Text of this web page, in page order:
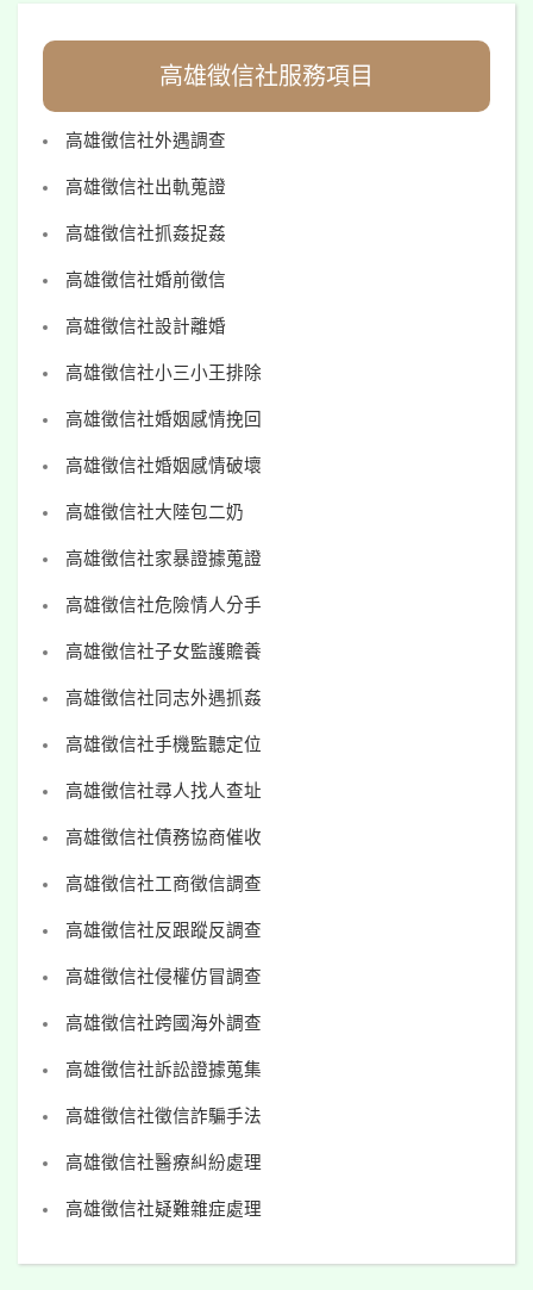
高雄徵信社服務項目
高雄徵信社外遇調查
高雄徵信社出軌蒐證
高雄徵信社抓姦捉姦
高雄徵信社婚前徵信
高雄徵信社設計離婚
高雄徵信社小三小王排除
高雄徵信社婚姻感情挽回
高雄徵信社婚姻感情破壞
高雄徵信社大陸包二奶
高雄徵信社家暴證據蒐證
高雄徵信社危險情人分手
高雄徵信社子女監護贍養
高雄徵信社同志外遇抓姦
高雄徵信社手機監聽定位
高雄徵信社尋人找人查址
高雄徵信社債務協商催收
高雄徵信社工商徵信調查
高雄徵信社反跟蹤反調查
高雄徵信社侵權仿冒調查
高雄徵信社跨國海外調查
高雄徵信社訴訟證據蒐集
高雄徵信社徵信詐騙手法
高雄徵信社醫療糾紛處理
高雄徵信社疑難雜症處理